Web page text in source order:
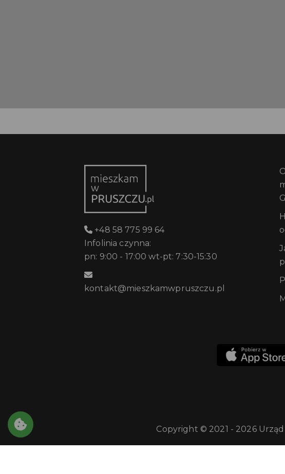
+48 58 775 99 64
Infolinia czynna:
pn: 9:00 - 17:00 wt-pt: 7:30-15:30
kontakt@mieszkamwpruszczu.pl
Copyright © 2021 - 2026